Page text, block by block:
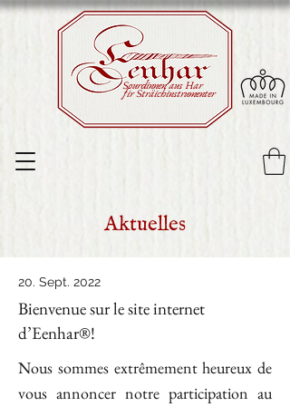
fir Sträichinstrumenter
Sourdinnen aus Har
Aktuelles
20. Sept. 2022
Bienvenue sur le site internet
d’Eenhar®!
Nous sommes extrêmement heureux de
vous annoncer notre participation au